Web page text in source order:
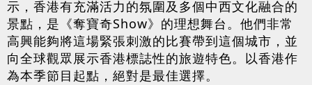
示，香港有充滿活力的氛圍及多個中西文化融合的
景點，是《奪寶奇Show》的理想舞台。他們非常
高興能夠將這場緊張刺激的比賽帶到這個城市，並
向全球觀眾展示香港標誌性的旅遊特色。以香港作
為本季節目起點，絕對是最佳選擇。